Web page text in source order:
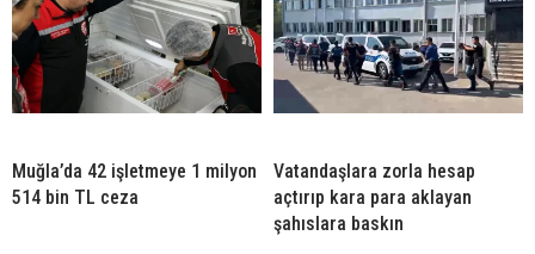
Muğla’da 42 işletmeye 1 milyon
514 bin TL ceza
Vatandaşlara zorla hesap
açtırıp kara para aklayan
şahıslara baskın